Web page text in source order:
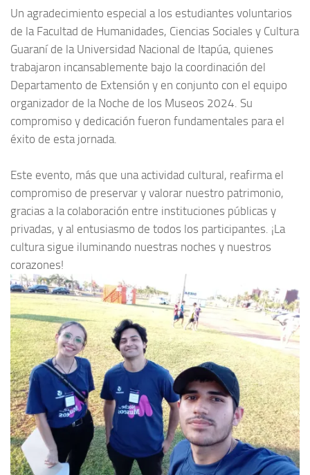
Un agradecimiento especial a los estudiantes voluntarios
de la Facultad de Humanidades, Ciencias Sociales y Cultura
Guaraní de la Universidad Nacional de Itapúa, quienes
trabajaron incansablemente bajo la coordinación del
Departamento de Extensión y en conjunto con el equipo
organizador de la Noche de los Museos 2024. Su
compromiso y dedicación fueron fundamentales para el
éxito de esta jornada.
Este evento, más que una actividad cultural, reafirma el
compromiso de preservar y valorar nuestro patrimonio,
gracias a la colaboración entre instituciones públicas y
privadas, y al entusiasmo de todos los participantes. ¡La
cultura sigue iluminando nuestras noches y nuestros
corazones!